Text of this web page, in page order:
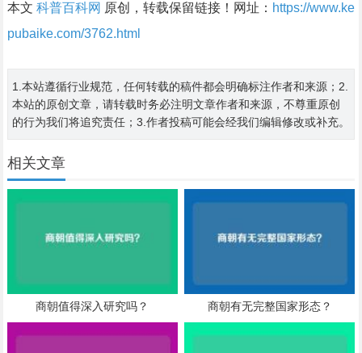
本文 科普百科网 原创，转载保留链接！网址： https://www.ke
pubaike.com/3762.html
1.本站遵循行业规范，任何转载的稿件都会明确标注作者和来源；2.
本站的原创文章，请转载时务必注明文章作者和来源，不尊重原创
的行为我们将追究责任；3.作者投稿可能会经我们编辑修改或补充。
相关文章
商朝值得深入研究吗？ 商朝有无完整国家形态？